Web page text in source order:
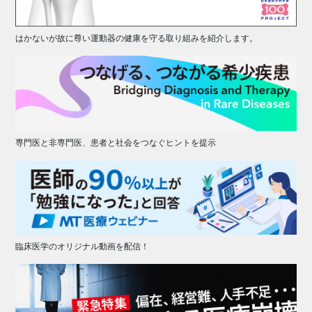
はかないが故に尊い運動器の健康を守る取り組みを紹介します。
専門医と非専門医、患者と社会をつなぐヒントを提示
臨床医学のオリジナル動画を配信！